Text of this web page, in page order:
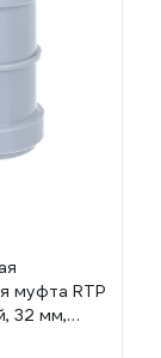
муфта RTP
32 мм,